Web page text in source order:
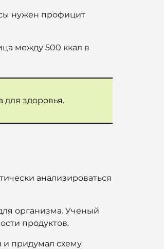
нужен профицит
между 500 ккал в
здоровья.
анализироваться
организма. Ученый
продуктов.
и придумал схему